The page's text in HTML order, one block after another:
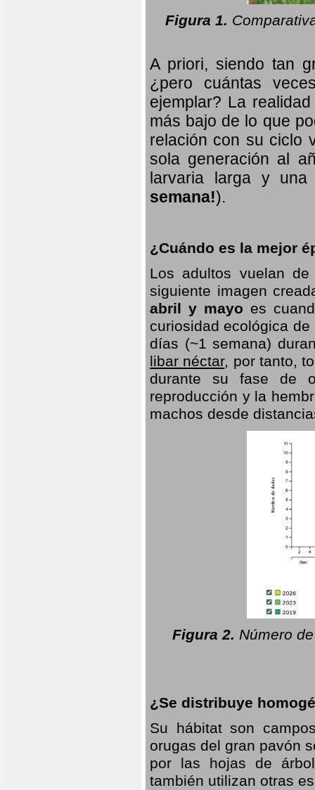
Figura 1.
A priori, siendo tan
¿pero cuántas
ejemplar? La
más bajo de lo que
relación con su ciclo
sola generación al
larvaria largay una
semana!).
¿Cuándo es la mejor
Los adultos vuelan
siguiente imagen
abril y mayo es
curiosidad ecológica
días (~1 semana)
libar néctar, por tanto,
durante su fase de
reproducción y la
machos desde
Figura 2. Número
¿Se distribuye
Su hábitat son
orugas del gran pavón
por las hojas de
también utilizan otras